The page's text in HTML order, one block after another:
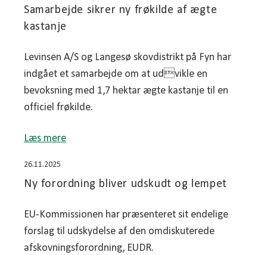
Samarbejde sikrer ny frøkilde af ægte
kastanje
Levinsen A/S og Langesø skovdistrikt på Fyn har
indgået et samarbejde om at udvikle en
bevoksning med 1,7 hektar ægte kastanje til en
officiel frøkilde.
Læs mere
26.11.2025
Ny forordning bliver udskudt og lempet
EU-Kommissionen har præsenteret sit endelige
forslag til udskydelse af den omdiskuterede
afskovningsforordning, EUDR.